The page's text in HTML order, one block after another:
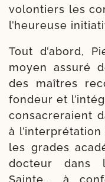
volon­tiers les
l’heureuse
Tout d’abord,
moyen assu­ré
des maîtres
fondeur et
consa­cre­raient
à
les grades
doc­teur dans
Sainte…, à